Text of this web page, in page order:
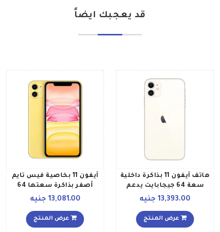
قد يعجبك ايضاً
هاتف آيفون 11 بذاكرة داخلية
سعة 64 جيجابايت يدعم
تقنية 4G LTE ويتميز
بتطبيق فيس تايم، لون
13,393.00 جنيه
عرض المنتج
آيفون 11 بخاصية فيس تايم
أصفر بذاكرة سعتها 64
13,081.00 جنيه
عرض المنتج